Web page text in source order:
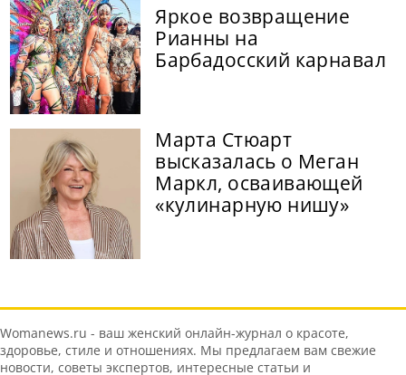
Яркое возвращение
Рианны на
Барбадосский карнавал
Марта Стюарт
высказалась о Меган
Маркл, осваивающей
«кулинарную нишу»
Womanews.ru - ваш женский онлайн-журнал о красоте,
здоровье, стиле и отношениях. Мы предлагаем вам свежие
новости, советы экспертов, интересные статьи и